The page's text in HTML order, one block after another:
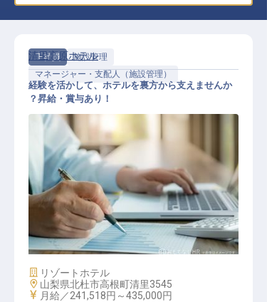
正社員
施設管理
マネージャー・支配人（施設管理）
施設管理マネージャー候補
清里高原ホテル
経験を活かして、ホテルを裏方から支えませんか
？昇給・賞与あり！
施設業態
リゾートホテル
勤務地
山梨県北杜市高根町清里3545
給与
月給／241,518円～435,000円